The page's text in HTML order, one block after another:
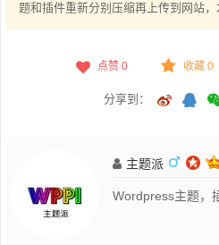
题和插件重新分别压缩再上传到网站，
点赞 0 收藏 0
分享到：
主题派
Wordpress主题，